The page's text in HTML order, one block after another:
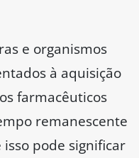
e organismos
à aquisição
farmacêuticos
remanescente
pode significar